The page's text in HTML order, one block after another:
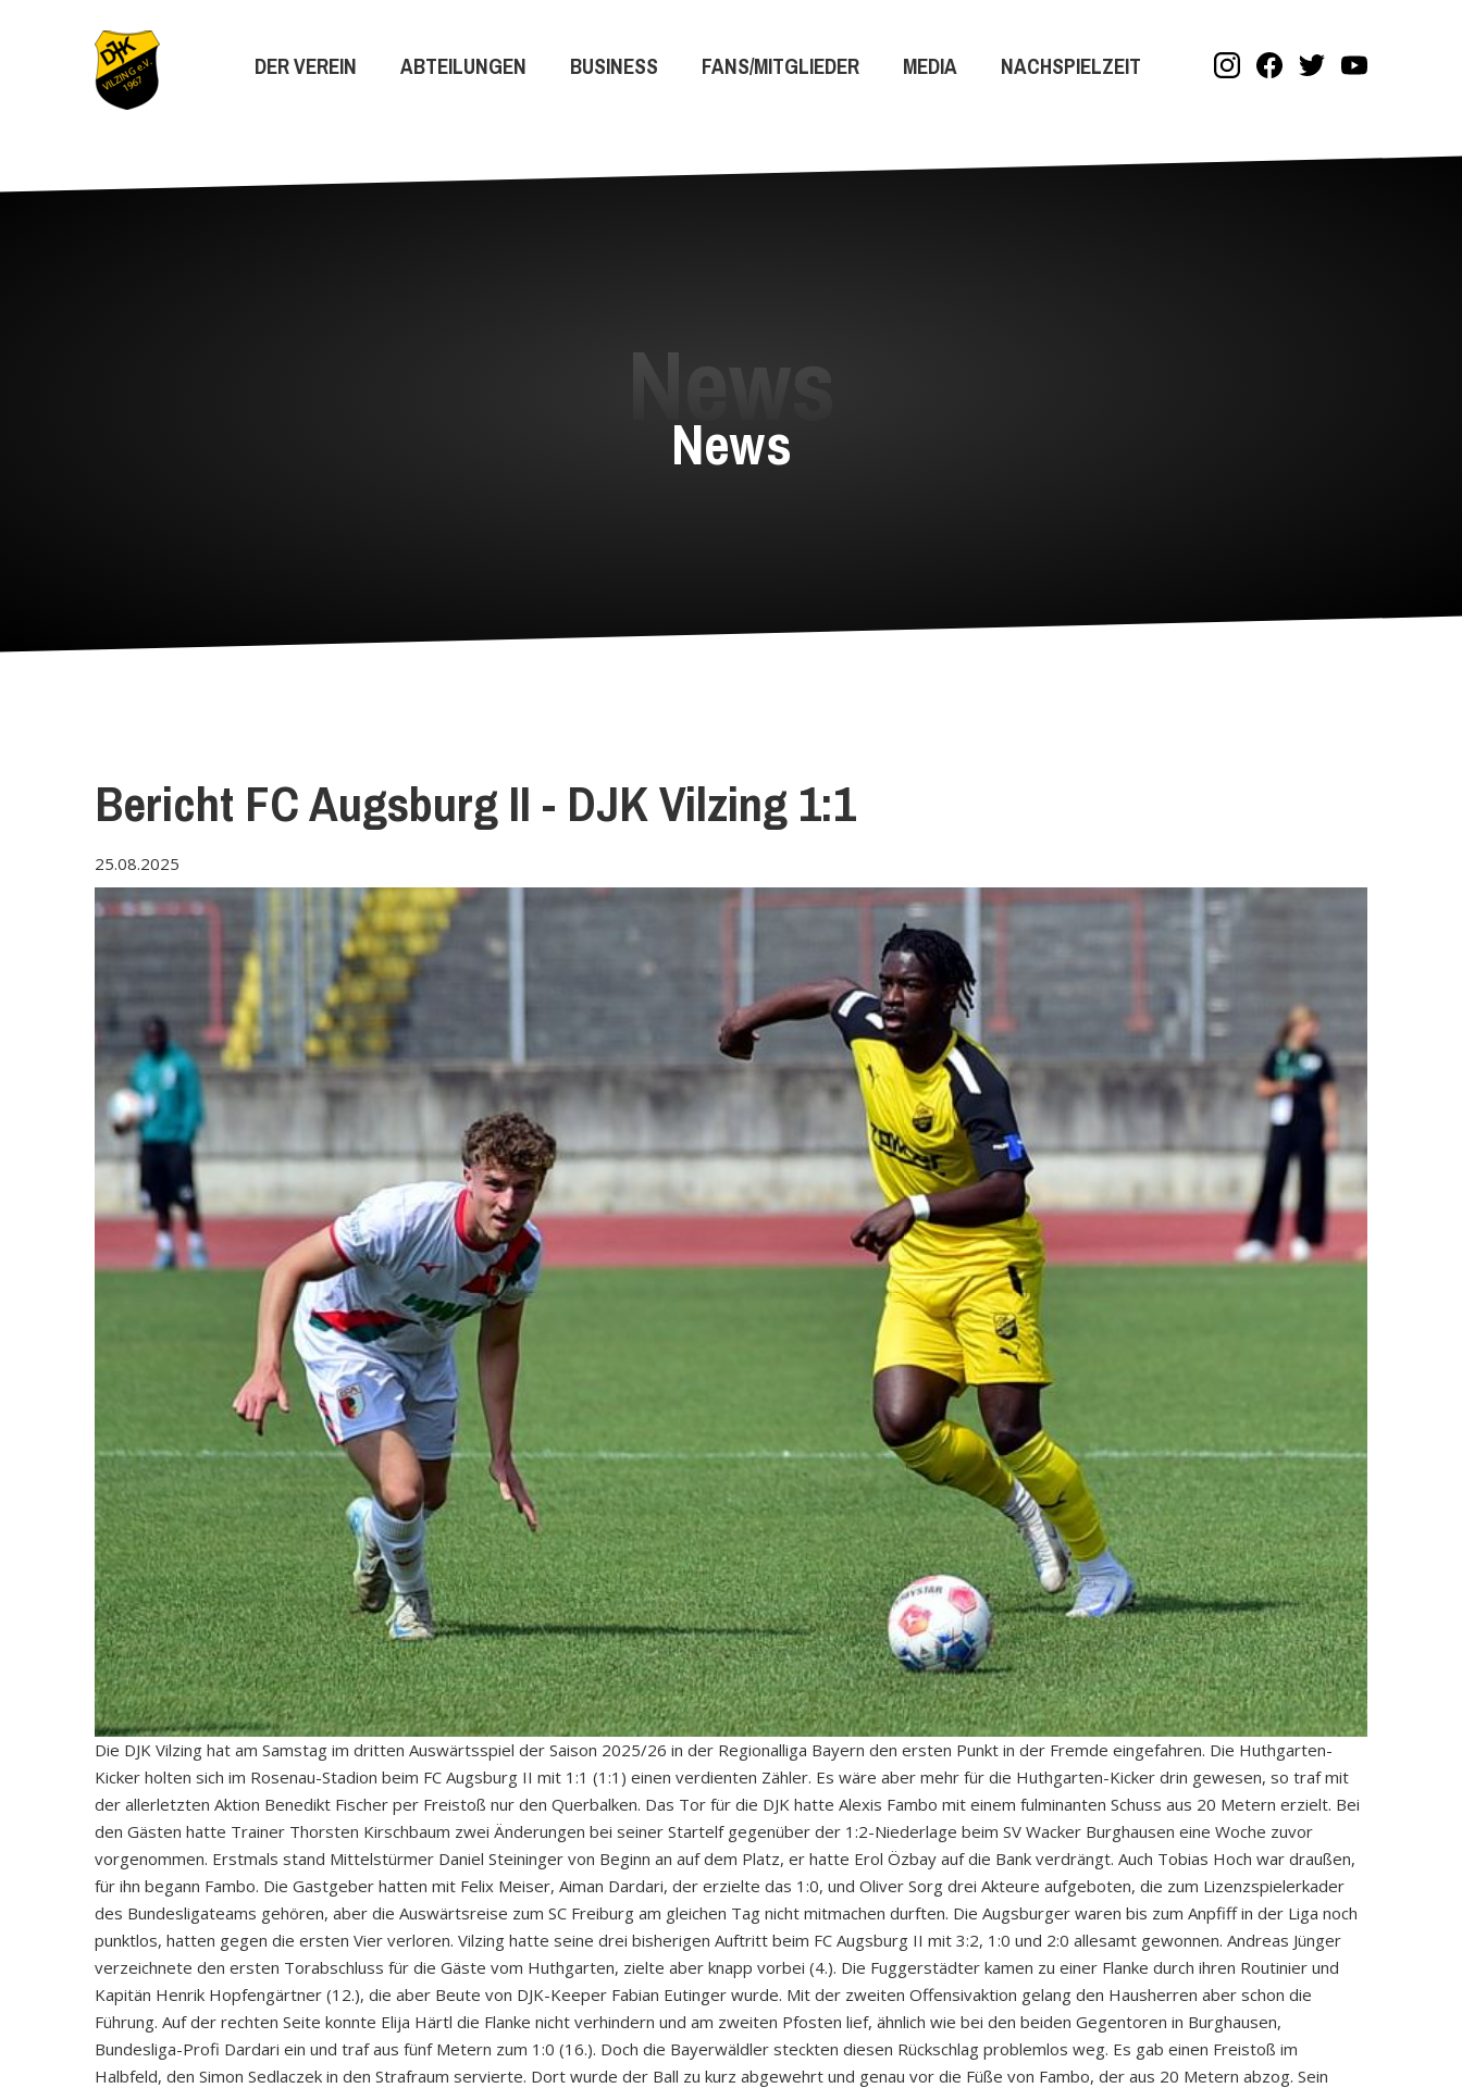
DER VEREIN ABTEILUNGEN BUSINESS FANS/MITGLIEDER MEDIA NACHSPIELZEIT
News
Bericht FC Augsburg II - DJK Vilzing 1:1
25.08.2025
Die DJK Vilzing hat am Samstag im dritten Auswärtsspiel der Saison 2025/26 in der Regionalliga Bayern den ersten Punkt in der Fremde eingefahren. Die Huthgarten-
Kicker holten sich im Rosenau-Stadion beim FC Augsburg II mit 1:1 (1:1) einen verdienten Zähler. Es wäre aber mehr für die Huthgarten-Kicker drin gewesen, so traf mit
der allerletzten Aktion Benedikt Fischer per Freistoß nur den Querbalken. Das Tor für die DJK hatte Alexis Fambo mit einem fulminanten Schuss aus 20 Metern erzielt. Bei
den Gästen hatte Trainer Thorsten Kirschbaum zwei Änderungen bei seiner Startelf gegenüber der 1:2-Niederlage beim SV Wacker Burghausen eine Woche zuvor
vorgenommen. Erstmals stand Mittelstürmer Daniel Steininger von Beginn an auf dem Platz, er hatte Erol Özbay auf die Bank verdrängt. Auch Tobias Hoch war draußen,
für ihn begann Fambo. Die Gastgeber hatten mit Felix Meiser, Aiman Dardari, der erzielte das 1:0, und Oliver Sorg drei Akteure aufgeboten, die zum Lizenzspielerkader
des Bundesligateams gehören, aber die Auswärtsreise zum SC Freiburg am gleichen Tag nicht mitmachen durften. Die Augsburger waren bis zum Anpfiff in der Liga noch
punktlos, hatten gegen die ersten Vier verloren. Vilzing hatte seine drei bisherigen Auftritt beim FC Augsburg II mit 3:2, 1:0 und 2:0 allesamt gewonnen. Andreas Jünger
verzeichnete den ersten Torabschluss für die Gäste vom Huthgarten, zielte aber knapp vorbei (4.). Die Fuggerstädter kamen zu einer Flanke durch ihren Routinier und
Kapitän Henrik Hopfengärtner (12.), die aber Beute von DJK-Keeper Fabian Eutinger wurde. Mit der zweiten Offensivaktion gelang den Hausherren aber schon die
Führung. Auf der rechten Seite konnte Elija Härtl die Flanke nicht verhindern und am zweiten Pfosten lief, ähnlich wie bei den beiden Gegentoren in Burghausen,
Bundesliga-Profi Dardari ein und traf aus fünf Metern zum 1:0 (16.). Doch die Bayerwäldler steckten diesen Rückschlag problemlos weg. Es gab einen Freistoß im
Halbfeld, den Simon Sedlaczek in den Strafraum servierte. Dort wurde der Ball zu kurz abgewehrt und genau vor die Füße von Fambo, der aus 20 Metern abzog. Sein